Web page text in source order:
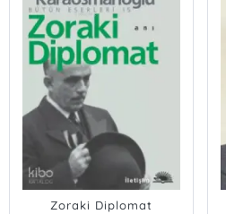
Zoraki Diplomat